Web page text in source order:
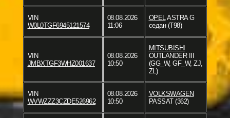
VIN
W0L0TGF6945121574
08.08.2026
11:06
OPELASTRA G
седан (T98)
VIN
JMBXTGF3WHZ001637
08.08.2026
10:50
MITSUBISHI
OUTLANDER III
(GG_W, GF_W, ZJ,
ZL)
VIN
WVWZZZ3CZDE526962
08.08.2026
10:50
VOLKSWAGEN
PASSAT (362)